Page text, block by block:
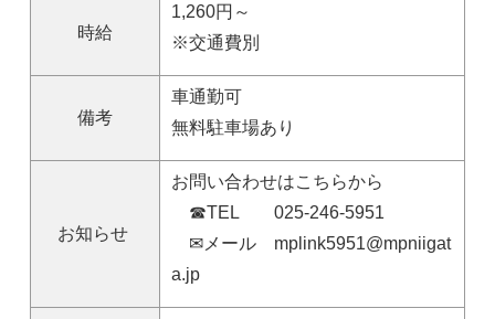
時給
1,260円～
※交通費別
備考
車通勤可
無料駐車場あり
お知らせ
お問い合わせはこちらから
☎TEL 025-246-5951
✉メール mplink5951@mpniigat
a.jp